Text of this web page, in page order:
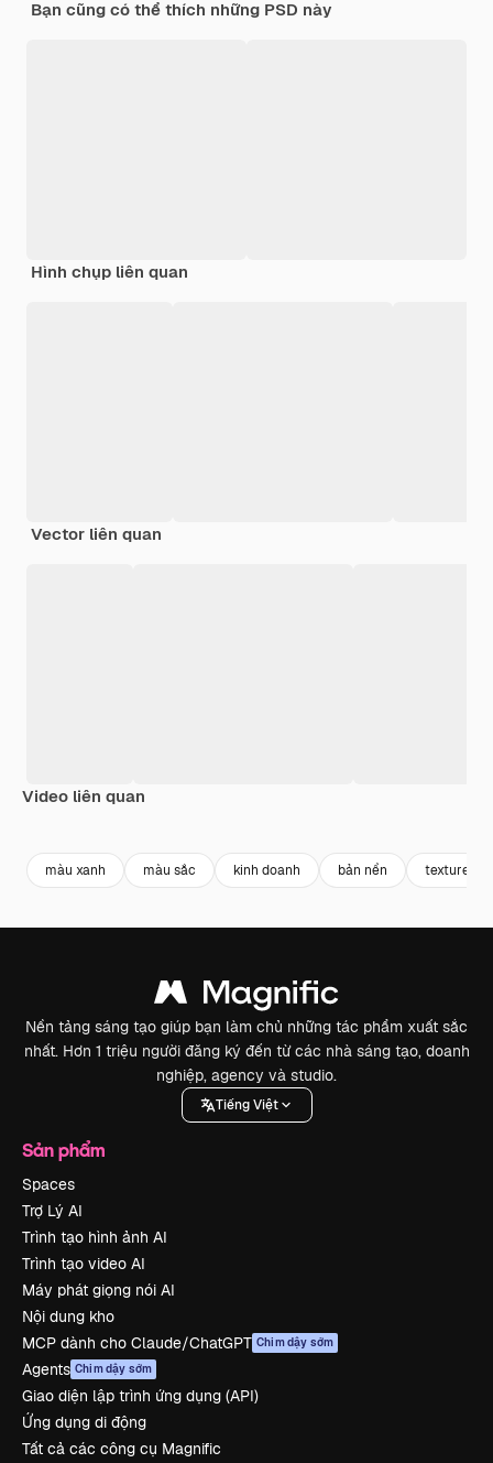
Bạn cũng có thể thích những PSD này
Hình chụp liên quan
Vector liên quan
Video liên quan
màu xanh màu sắc kinh doanh bản nền texture
Nền tảng sáng tạo giúp bạn làm chủ những tác phẩm xuất sắc
nhất. Hơn 1 triệu người đăng ký đến từ các nhà sáng tạo, doanh
nghiệp, agency và studio.
Tiếng Việt
Sản phẩm
Spaces
Trợ Lý AI
Trình tạo hình ảnh AI
Trình tạo video AI
Máy phát giọng nói AI
Nội dung kho
MCP dành cho Claude/ChatGPT Chim dậy sớm
Agents Chim dậy sớm
Giao diện lập trình ứng dụng (API)
Ứng dụng di động
Tất cả các công cụ Magnific